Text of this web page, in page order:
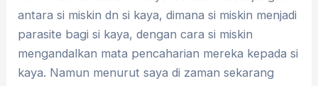
antara si miskin dn si kaya, dimana si miskin menjadi
parasite bagi si kaya, dengan cara si miskin
mengandalkan mata pencaharian mereka kepada si
kaya. Namun menurut saya di zaman sekarang